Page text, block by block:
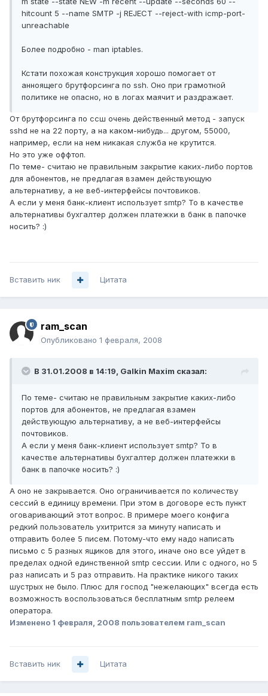
hitcount 5 --name SMTP -j REJECT --reject-with icmp-port-
unreachable
Более подробно - man iptables.
Кстати похожая конструкция хорошо помогает от
анноящего брутфорсинга по ssh. Оно при грамотной
политике не опасно, но в логах маячит и раздражает.
От брутфорсинга по ссш очень действенный метод - запуск
sshd не на 22 порту, а на каком-нибудь... другом, 55000,
например, если на нем никакая служба не крутится.
Но это уже оффтоп.
По теме- считаю не правильным закрытие каких-либо портов
для абонентов, не предлагая взамен действующую
альтернативу, а не веб-интерфейсы почтовиков.
А если у меня банк-клиент использует smtp? То в качестве
альтернативы бухгалтер должен платежки в банк в папочке
носить? :)
Вставить ник Цитата
ram_scan
Опубликовано 1 февраля, 2008
В 31.01.2008 в 14:19, Galkin Maxim сказал:
По теме- считаю не правильным закрытие каких-либо
портов для абонентов, не предлагая взамен
действующую альтернативу, а не веб-интерфейсы
почтовиков.
А если у меня банк-клиент использует smtp? То в
качестве альтернативы бухгалтер должен платежки в
банк в папочке носить? :)
А оно не закрывается. Оно ограничивается по количеству
сессий в единицу времени. При этом в договоре есть пункт
оговаривающий этот вопрос. В примере моего конфига
редкий пользователь ухитрится за минуту написать и
отправить более 5 писем. Потому-что ему надо написать
письмо с 5 разных ящиков для этого, иначе оно все уйдет в
пределах одной единственной smtp сессии. Или с одного, но 5
раз написать и 5 раз отправить. На практике никого таких
шустрых не было. Плюс для господ "нежелающих" всегда есть
возможность воспользоваться бесплатным smtp релеем
оператора.
Изменено 1 февраля, 2008 пользователем ram_scan
Вставить ник Цитата